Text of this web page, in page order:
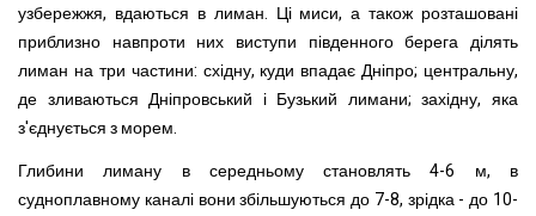
узбережжя, вдаються в лиман. Ці миси, а також розташовані
приблизно навпроти них виступи південного берега ділять
лиман на три частини: східну, куди впадає Дніпро; центральну,
де зливаються Дніпровський і Бузький лимани; західну, яка
з'єднується з морем.
Глибини лиману в середньому становлять 4-6 м, в
судноплавному каналі вони збільшуються до 7-8, зрідка - до 10-